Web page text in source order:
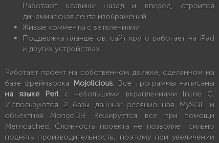
Работают клавиши назад и вперед, строится
динамическая лента изображений.
Живые комменты с ветвлениями
Поддержка планшетов: сайт круто работает на iPad
и других устройствах
Работает проект на собственном движке, сделанном на
базе фреймворка Mojolicious. Все программы написаны
на языке Perl с небольшими вкраплениями Inline C.
Используются 2 базы данных: реляционная MySQL и
объектная MongoDB. Кешируется все при помощи
Memcached. Сложность проекта не позволяет сильно
поднять производительность, поэтому при увеличении